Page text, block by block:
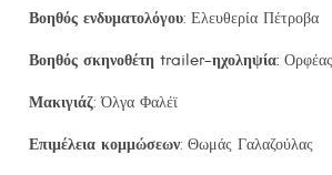
Βοηθός ενδυματολόγου: Ελευθερία Πέτροβα
Βοηθός σκηνοθέτη trailer-ηχοληψία:
Μακιγιάζ: Όλγα Φαλέϊ
Επιμέλεια κομμώσεων: Θωμάς Γαλαζούλας